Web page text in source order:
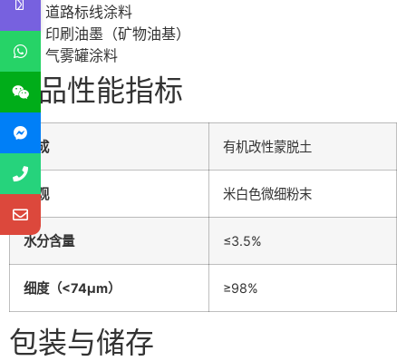
道路标线涂料
印刷油墨（矿物油基）
气雾罐涂料
产品性能指标
组成 有机改性蒙脱土
外观 米白色微细粉末
水分含量 ≤3.5%
细度（<74μm） ≥98%
包装与储存